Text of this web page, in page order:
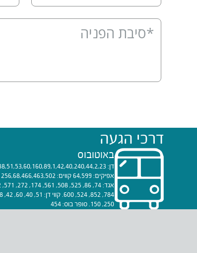
דרכי הגעה
באוטובוס
250, 150. סופר בוס: 454